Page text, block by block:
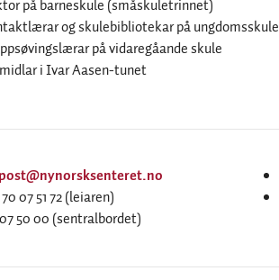
på barneskule (småskuletrinnet)
og skulebibliotekar på ungdomsskule
på vidaregåande skule
i Ivar Aasen-tunet
post@nynorsksenteret.no
07 51 72 (leiaren)
50 00 (sentralbordet)